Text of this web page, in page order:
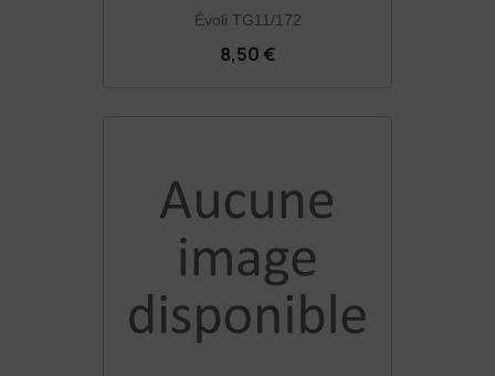
Évoli TG11/172
8,50 €